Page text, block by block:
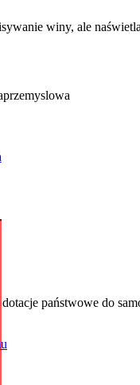
winy, ale
państwowe do